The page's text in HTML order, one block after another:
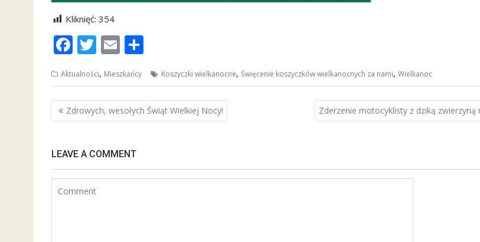
Kliknięć: 354
F
e
b
o
k
T
itt
er
E
ai
l
ar
e
Aktualności, Mieszkańcy Koszyczki wielkanocne, Święcenie koszyczków wielkanocnych za nami, Wielkanoc
Nawigacja
wpisu
Zdrowych, wesołych Świąt Wielkiej Nocy! Zderzenie motocyklisty z dziką zwierzyną
LEAVE A COMMENT